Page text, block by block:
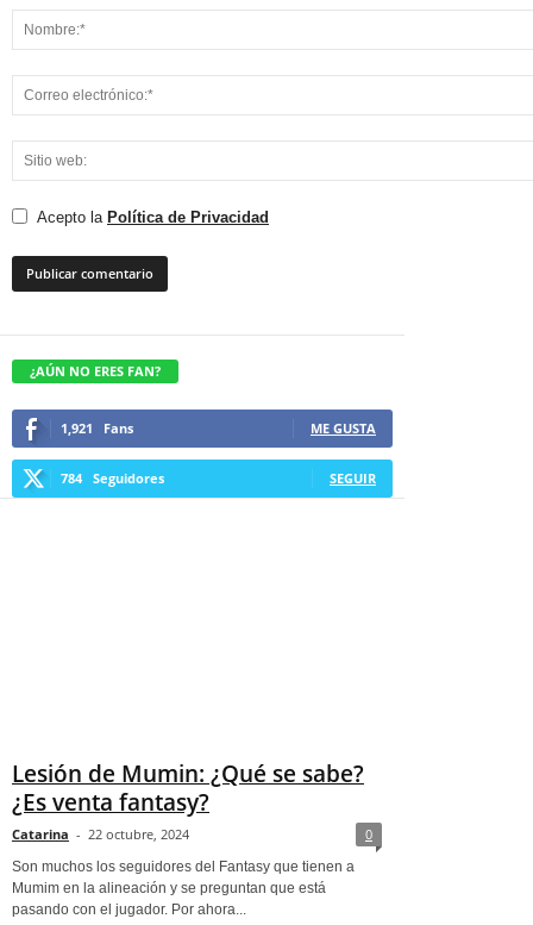
Acepto la Política de Privacidad
¿AÚN NO ERES FAN?
1,921 Fans ME GUSTA
784 Seguidores SEGUIR
Lesión de Mumin: ¿Qué se sabe?
¿Es venta fantasy?
Catarina - 22 octubre, 2024 0
Son muchos los seguidores del Fantasy que tienen a
Mumim en la alineación y se preguntan que está
pasando con el jugador. Por ahora...